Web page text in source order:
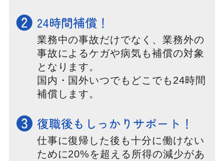
❷ 24時間補償！
業務中の事故だけでなく、業務外の
事故によるケガや病気も補償の対象
となります。
国内・国外いつでもどこでも24時間
補償します。
❸ 復職後もしっかりサポート！
仕事に復帰した後も十分に働けない
ために20%を超える所得の減少があ